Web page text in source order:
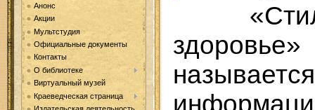
Анонс
Акции
Мультстудия
Официальные документы
Контакты
О библиотеке
Виртуальный музей
Краеведческая страница